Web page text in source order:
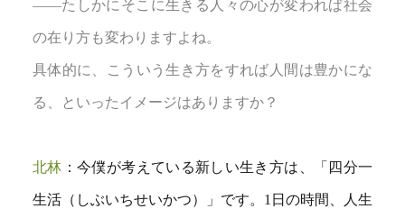
――たしかにそこに生きる人々の心が変われば社会
の在り方も変わりますよね。
具体的に、こういう生き方をすれば人間は豊かにな
る、といったイメージはありますか？
北林 ：今僕が考えている新しい生き方は、「四分一
生活（しぶいちせいかつ）」です。1日の時間、人生